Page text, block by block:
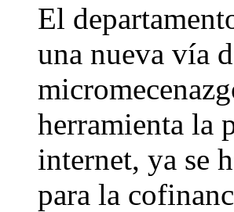
El
una nueva vía
herramienta la
internet, ya se
para la